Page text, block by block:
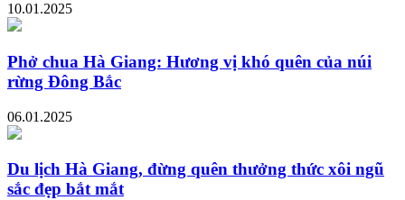
10.01.2025
Phở chua Hà Giang: Hương vị khó quên của núi
rừng Đông Bắc
06.01.2025
Du lịch Hà Giang, đừng quên thưởng thức xôi ngũ
sắc đẹp bắt mắt